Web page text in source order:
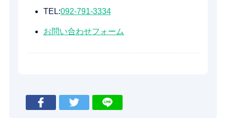
TEL:092-791-3334
お問い合わせフォーム